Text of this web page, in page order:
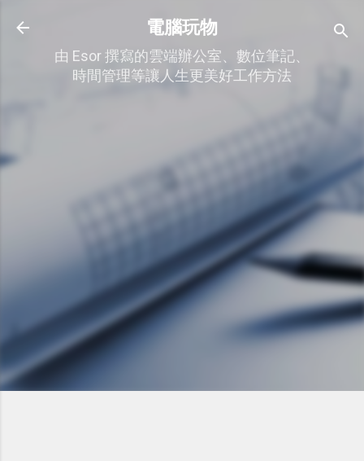
跳到主要內容
電腦玩物
由 Esor 撰寫的雲端辦公室、數位筆記、
時間管理等讓人生更美好工作方法